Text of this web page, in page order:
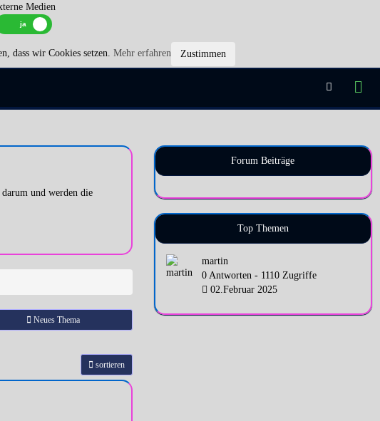
Medien
dass wir Cookies setzen. Mehr erfahren Zustimmen
und werden die
Neues Thema
sortieren
Forum Beiträge
Top Themen
martin
0 Antworten - 1110 Zugriffe
02.Februar 2025